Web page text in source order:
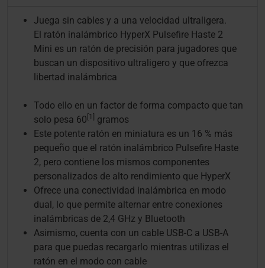
Juega sin cables y a una velocidad ultraligera.
El ratón inalámbrico HyperX Pulsefire Haste 2
Mini es un ratón de precisión para jugadores que
buscan un dispositivo ultraligero y que ofrezca
libertad inalámbrica
Todo ello en un factor de forma compacto que tan
solo pesa 60 [1]
gramos
Este potente ratón en miniatura es un 16 % más
pequeño que el ratón inalámbrico Pulsefire Haste
2, pero contiene los mismos componentes
personalizados de alto rendimiento que HyperX
Ofrece una conectividad inalámbrica en modo
dual, lo que permite alternar entre conexiones
inalámbricas de 2,4 GHz y Bluetooth
Asimismo, cuenta con un cable USB-C a USB-A
para que puedas recargarlo mientras utilizas el
ratón en el modo con cable